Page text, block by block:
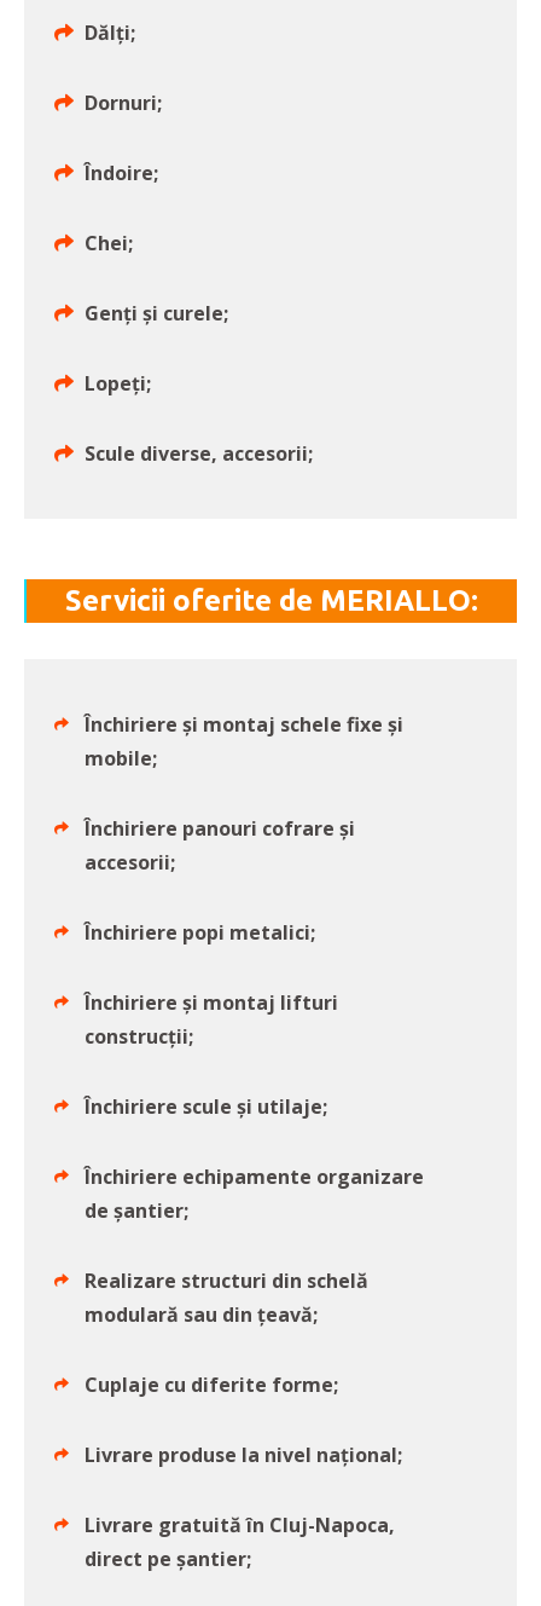
Dălți;
Dornuri;
Îndoire;
Chei;
Genți și curele;
Lopeți;
Scule diverse, accesorii;
Servicii oferite de MERIALLO:
Închiriere și montaj schele fixe și
mobile;
Închiriere panouri cofrare și
accesorii;
Închiriere popi metalici;
Închiriere și montaj lifturi
construcții;
Închiriere scule și utilaje;
Închiriere echipamente organizare
de șantier;
Realizare structuri din schelă
modulară sau din țeavă;
Cuplaje cu diferite forme;
Livrare produse la nivel național;
Livrare gratuită în Cluj-Napoca,
direct pe șantier;